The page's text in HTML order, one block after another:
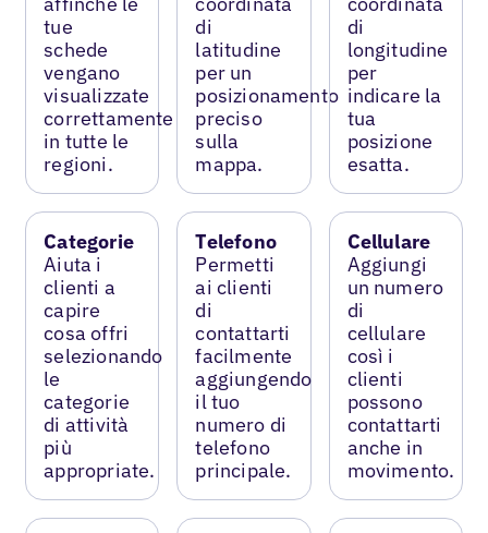
tue
schede
vengano
visualizzate
correttamente
in tutte le
regioni.
di
latitudine
per un
posizionamento
preciso
sulla
mappa.
di
longitudine
per
indicare la
tua
posizione
esatta.
Categorie
Aiuta i
clienti a
capire
cosa offri
selezionando
le
categorie
di attività
più
appropriate.
Telefono
Permetti
ai clienti
di
contattarti
facilmente
aggiungendo
il tuo
numero di
telefono
principale.
Cellulare
Aggiungi
un numero
di
cellulare
così i
clienti
possono
contattarti
anche in
movimento.